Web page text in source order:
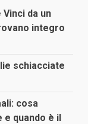
da un
integro
schiacciate
cosa
e quando è il